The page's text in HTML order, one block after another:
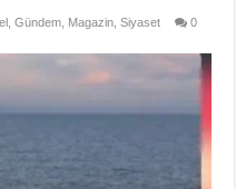
,Gündem Magazin ,Siyaset
0